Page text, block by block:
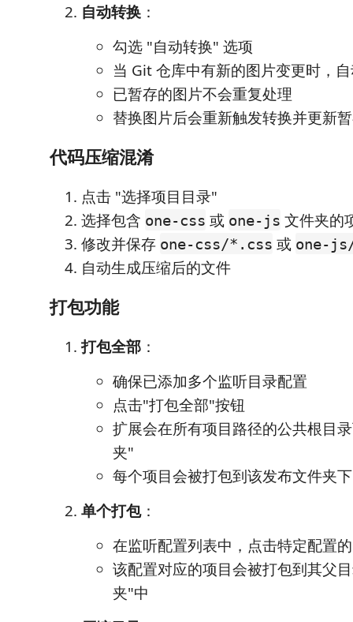
自动转换 ：
勾选 "自动转换" 选项
当 Git 仓库中有新的图片变更时，
已暂存的图片不会重复处理
替换图片后会重新触发转换并更新
代码压缩混淆
点击 "选择项目目录"
选择包含 one-css 或 one-js 文件夹的
修改并保存 one-css/*.css 或 one-
自动生成压缩后的文件
打包功能
打包全部 ：
确保已添加多个监听目录配置
点击"打包全部"按钮
扩展会在所有项目路径的公共根目
夹"
每个项目会被打包到该发布文件夹
单个打包：
在监听配置列表中，点击特定配置
该配置对应的项目会被打包到其父
夹"中